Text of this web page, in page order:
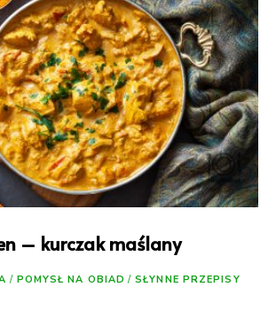
– kurczak maślany
/ POMYSŁ NA OBIAD / SŁYNNE PRZEPISY